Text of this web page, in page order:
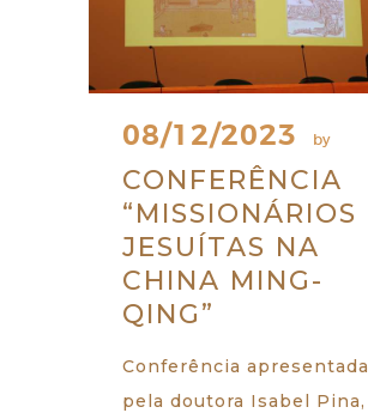
08/12/2023 by
CONFERÊNCIA
“MISSIONÁRIOS
JESUÍTAS NA
CHINA MING-
QING”
Conferência apresentada
pela doutora Isabel Pina,